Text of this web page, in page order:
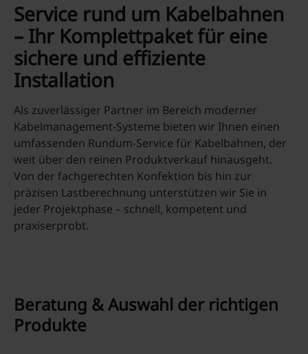
Service rund um Kabelbahnen
– Ihr Komplettpaket für eine
sichere und effiziente
Installation
Als zuverlässiger Partner im Bereich moderner
Kabelmanagement-Systeme bieten wir Ihnen einen
umfassenden Rundum‑Service für Kabelbahnen, der
weit über den reinen Produktverkauf hinausgeht.
Von der fachgerechten Konfektion bis hin zur
präzisen Lastberechnung unterstützen wir Sie in
jeder Projektphase – schnell, kompetent und
praxiserprobt.
Beratung & Auswahl der richtigen
Produkte